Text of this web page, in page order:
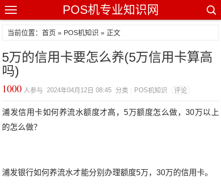
POS机专业知识网
当前位置：首页 » POS机知识 » 正文
5万的信用卡要怎么养(5万信用卡算高
吗)
1000 人参与 2024年04月12日 08:45 分类 : POS机知识 评论
浦发信用卡如何养流水额度才高，5万额度怎么做，30万以上
的怎么做？
浦发银行如何养流水才能分别办理额度5万，30万的信用卡。